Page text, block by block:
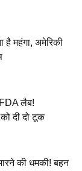
महंगा, अमेरिकी
FDA लैब!
दी दो टूक
की धमकी! बहन